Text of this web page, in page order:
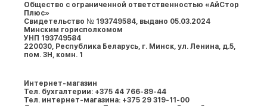
Общество с ограниченной ответственностью «АйСтор
Плюс»
Свидетельство № 193749584, выдано 05.03.2024
Минским горисполкомом
УНП 193749584
220030, Республика Беларусь, г. Минcк, ул. Ленина, д.5,
пом. 3Н, комн. 1
Интернет-магазин
Тел. бухгалтерии: +375 44 766-89-44
Тел. интернет-магазина: +375 29 319-11-00